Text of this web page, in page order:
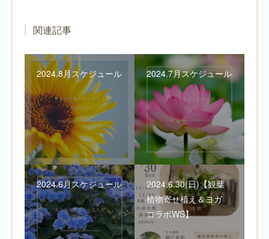
関連記事
2024.8月スケジュール 2024.7月スケジュール
2024.6月スケジュール
2024.6.30(日)【観葉
植物寄せ植え＆ヨガ
コラボWS】